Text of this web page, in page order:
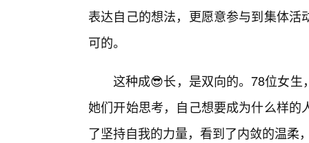
表达自己的想法，更愿意参与到集体
可的。
这种成😎长，是双向的。78位女
她们开始思考，自己想要成为什么样
了坚持自我的力量，看到了内敛的温柔